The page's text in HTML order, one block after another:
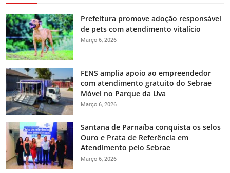
Prefeitura promove adoção responsável
de pets com atendimento vitalício
Março 6, 2026
FENS amplia apoio ao empreendedor
com atendimento gratuito do Sebrae
Móvel no Parque da Uva
Março 6, 2026
Santana de Parnaíba conquista os selos
Ouro e Prata de Referência em
Atendimento pelo Sebrae
Março 6, 2026